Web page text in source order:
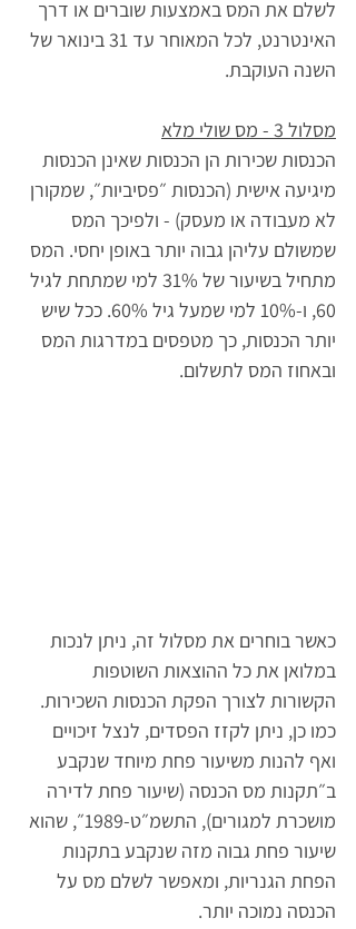
לשלם את המס באמצעות שוברים או דרך
האינטרנט, לכל המאוחר עד 31 בינואר של
השנה העוקבת.
מסלול 3 - מס שולי מלא
הכנסות שכירות הן הכנסות שאינן הכנסות
מיגיעה אישית (הכנסות ״פסיביות״, שמקורן
לא מעבודה או מעסק) - ולפיכך המס
שמשולם עליהן גבוה יותר באופן יחסי. המס
מתחיל בשיעור של 31% למי שמתחת לגיל
60, ו-10% למי שמעל גיל 60%. ככל שיש
יותר הכנסות, כך מטפסים במדרגות המס
ובאחוז המס לתשלום.
כאשר בוחרים את מסלול זה, ניתן לנכות
במלואן את כל ההוצאות השוטפות
הקשורות לצורך הפקת הכנסות השכירות.
כמו כן, ניתן לקזז הפסדים, לנצל זיכויים
ואף להנות משיעור פחת מיוחד שנקבע
ב״תקנות מס הכנסה (שיעור פחת לדירה
מושכרת למגורים), התשמ״ט-1989״, שהוא
שיעור פחת גבוה מזה שנקבע בתקנות
הפחת הגנריות, ומאפשר לשלם מס על
הכנסה נמוכה יותר.